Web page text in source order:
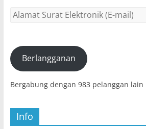
Alamat
(E-
mail)Berlangganan
Bergabung dengan 983 pelanggan lain
Info